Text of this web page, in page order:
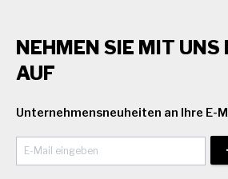
NEHMEN SIE MIT UNS
AUF
Unternehmensneuheiten an Ihre E-